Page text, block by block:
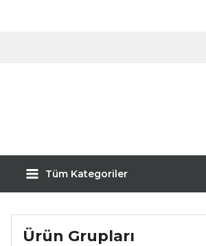
Tüm Kategoriler
Ürün Grupları